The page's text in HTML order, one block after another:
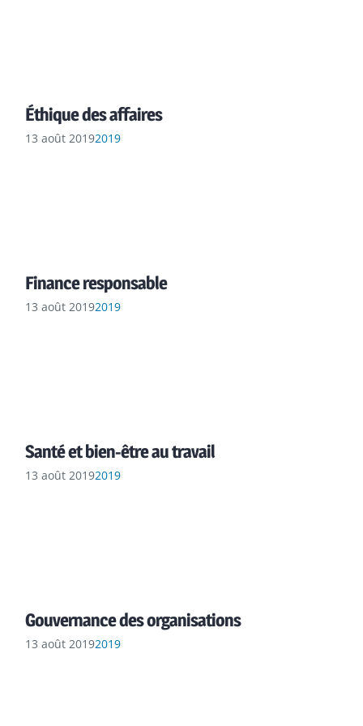
Éthique des affaires
13 août 20192019
Finance responsable
13 août 20192019
Santé et bien-être au travail
13 août 20192019
Gouvernance des organisations
13 août 20192019